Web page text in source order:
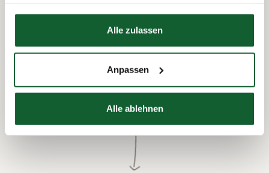
Datenschutzerklärung
Alle zulassen
Anpassen
Alle ablehnen
Termin vereinbaren